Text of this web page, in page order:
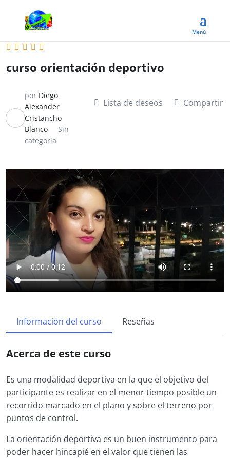
curso orientación deportivo
por Diego
Alexander
Cristancho
Blanco
Sin
categoría
Lista de deseos Compartir
Información del curso Reseñas
Acerca de este curso
Es una modalidad deportiva en la que el objetivo del
participante es realizar en el menor tiempo posible un
recorrido marcado en el plano y sobre el terreno por
puntos de control.
La orientación deportiva es un buen instrumento para
poder hacer hincapié en el valor que tienen las